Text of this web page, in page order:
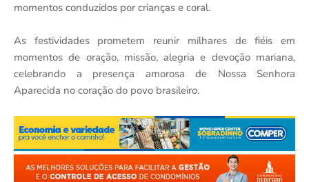
momentos conduzidos por crianças e coral.
As festividades prometem reunir milhares de fiéis em
momentos de oração, missão, alegria e devoção mariana,
celebrando a presença amorosa de Nossa Senhora
Aparecida no coração do povo brasileiro.